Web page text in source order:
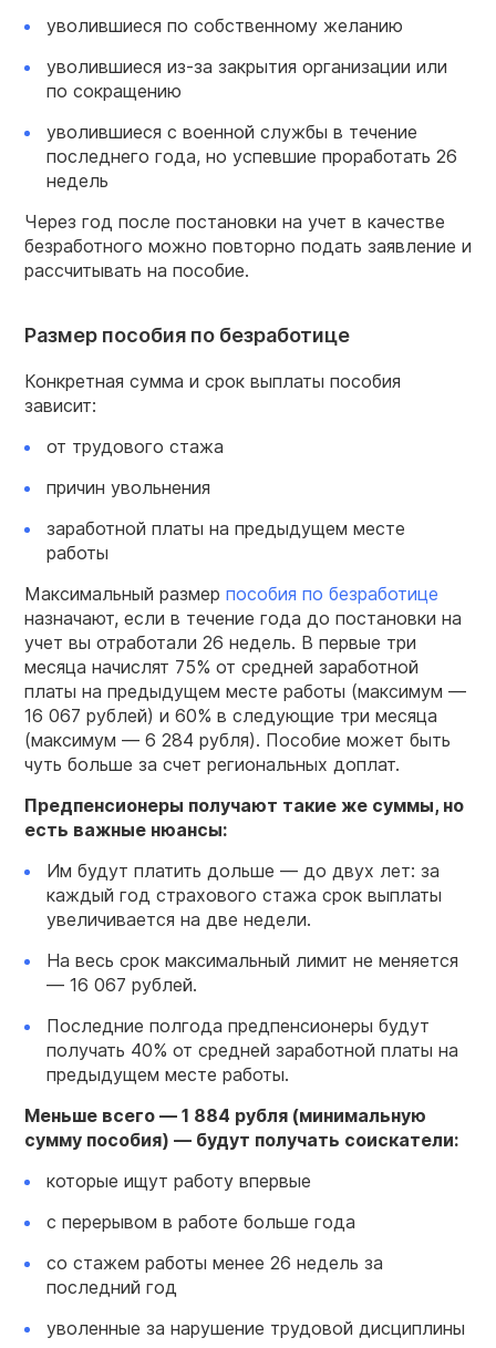
уволившиеся по собственному желанию
уволившиеся из-за закрытия организации или
по сокращению
уволившиеся с военной службы в течение
последнего года, но успевшие проработать 26
недель
Через год после постановки на учет в качестве
безработного можно повторно подать заявление и
рассчитывать на пособие.
Размер пособия по безработице
Конкретная сумма и срок выплаты пособия
зависит:
от трудового стажа
причин увольнения
заработной платы на предыдущем месте
работы
Максимальный размер пособия по безработице
назначают, если в течение года до постановки на
учет вы отработали 26 недель. В первые три
месяца начислят 75% от средней заработной
платы на предыдущем месте работы (максимум —
16 067 рублей) и 60% в следующие три месяца
(максимум — 6 284 рубля). Пособие может быть
чуть больше за счет региональных доплат.
Предпенсионеры получают такие же суммы, но
есть важные нюансы:
Им будут платить дольше — до двух лет: за
каждый год страхового стажа срок выплаты
увеличивается на две недели.
На весь срок максимальный лимит не меняется
— 16 067 рублей.
Последние полгода предпенсионеры будут
получать 40% от средней заработной платы на
предыдущем месте работы.
Меньше всего — 1 884 рубля (минимальную
сумму пособия) — будут получать соискатели:
которые ищут работу впервые
с перерывом в работе больше года
со стажем работы менее 26 недель за
последний год
уволенные за нарушение трудовой дисциплины